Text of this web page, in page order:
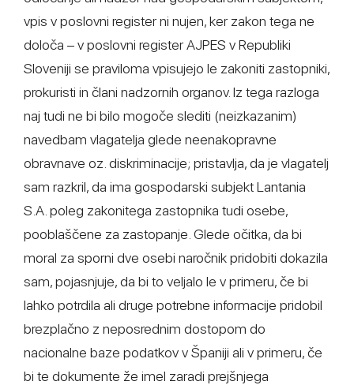
vpis v poslovni register ni nujen, ker zakon tega ne
določa – v poslovni register AJPES v Republiki
Sloveniji se praviloma vpisujejo le zakoniti zastopniki,
prokuristi in člani nadzornih organov. Iz tega razloga
naj tudi ne bi bilo mogoče slediti (neizkazanim)
navedbam vlagatelja glede neenakopravne
obravnave oz. diskriminacije; pristavlja, da je vlagatelj
sam razkril, da ima gospodarski subjekt Lantania
S.A. poleg zakonitega zastopnika tudi osebe,
pooblaščene za zastopanje. Glede očitka, da bi
moral za sporni dve osebi naročnik pridobiti dokazila
sam, pojasnjuje, da bi to veljalo le v primeru, če bi
lahko potrdila ali druge potrebne informacije pridobil
brezplačno z neposrednim dostopom do
nacionalne baze podatkov v Španiji ali v primeru, če
bi te dokumente že imel zaradi prejšnjega